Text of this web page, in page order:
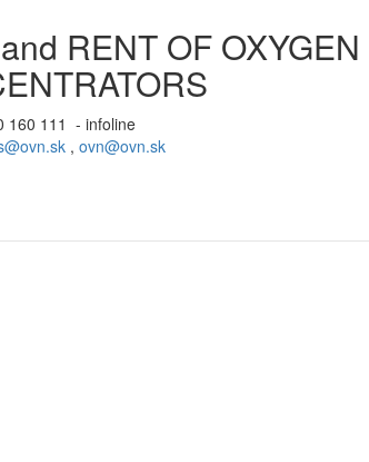
RENT OF OXYGEN
160 111 - infoline
, ovn@ovn.sk